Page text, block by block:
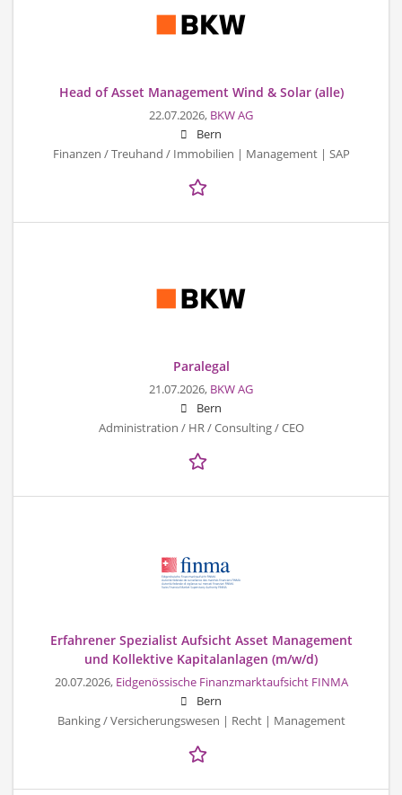
Head of Asset Management Wind & Solar (alle)
22.07.2026, BKW AG
Bern
Finanzen / Treuhand / Immobilien | Management | SAP
Paralegal
21.07.2026, BKW AG
Bern
Administration / HR / Consulting / CEO
Erfahrener Spezialist Aufsicht Asset Management
und Kollektive Kapitalanlagen (m/w/d)
20.07.2026, Eidgenössische Finanzmarktaufsicht FINMA
Bern
Banking / Versicherungswesen | Recht | Management